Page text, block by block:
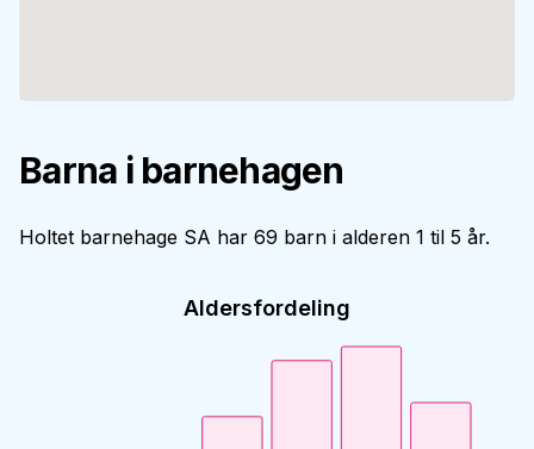
Barna i barnehagen
Holtet barnehage SA har 69 barn i alderen 1 til 5 år.
Aldersfordeling